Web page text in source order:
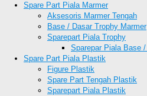
Spare Part Piala Marmer
Aksesoris Marmer Tengah
Base / Dasar Trophy Marmer
Sparepart Piala Trophy
Sparepar Piala Base
Spare Part Piala Plastik
Figure Plastik
Spare Part Tengah Plastik
Sparepart Piala Plastik